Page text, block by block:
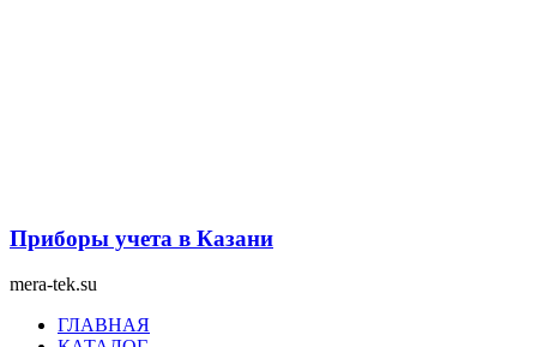
Приборы учета в Казани
mera-tek.su
МенюГЛАВНАЯ